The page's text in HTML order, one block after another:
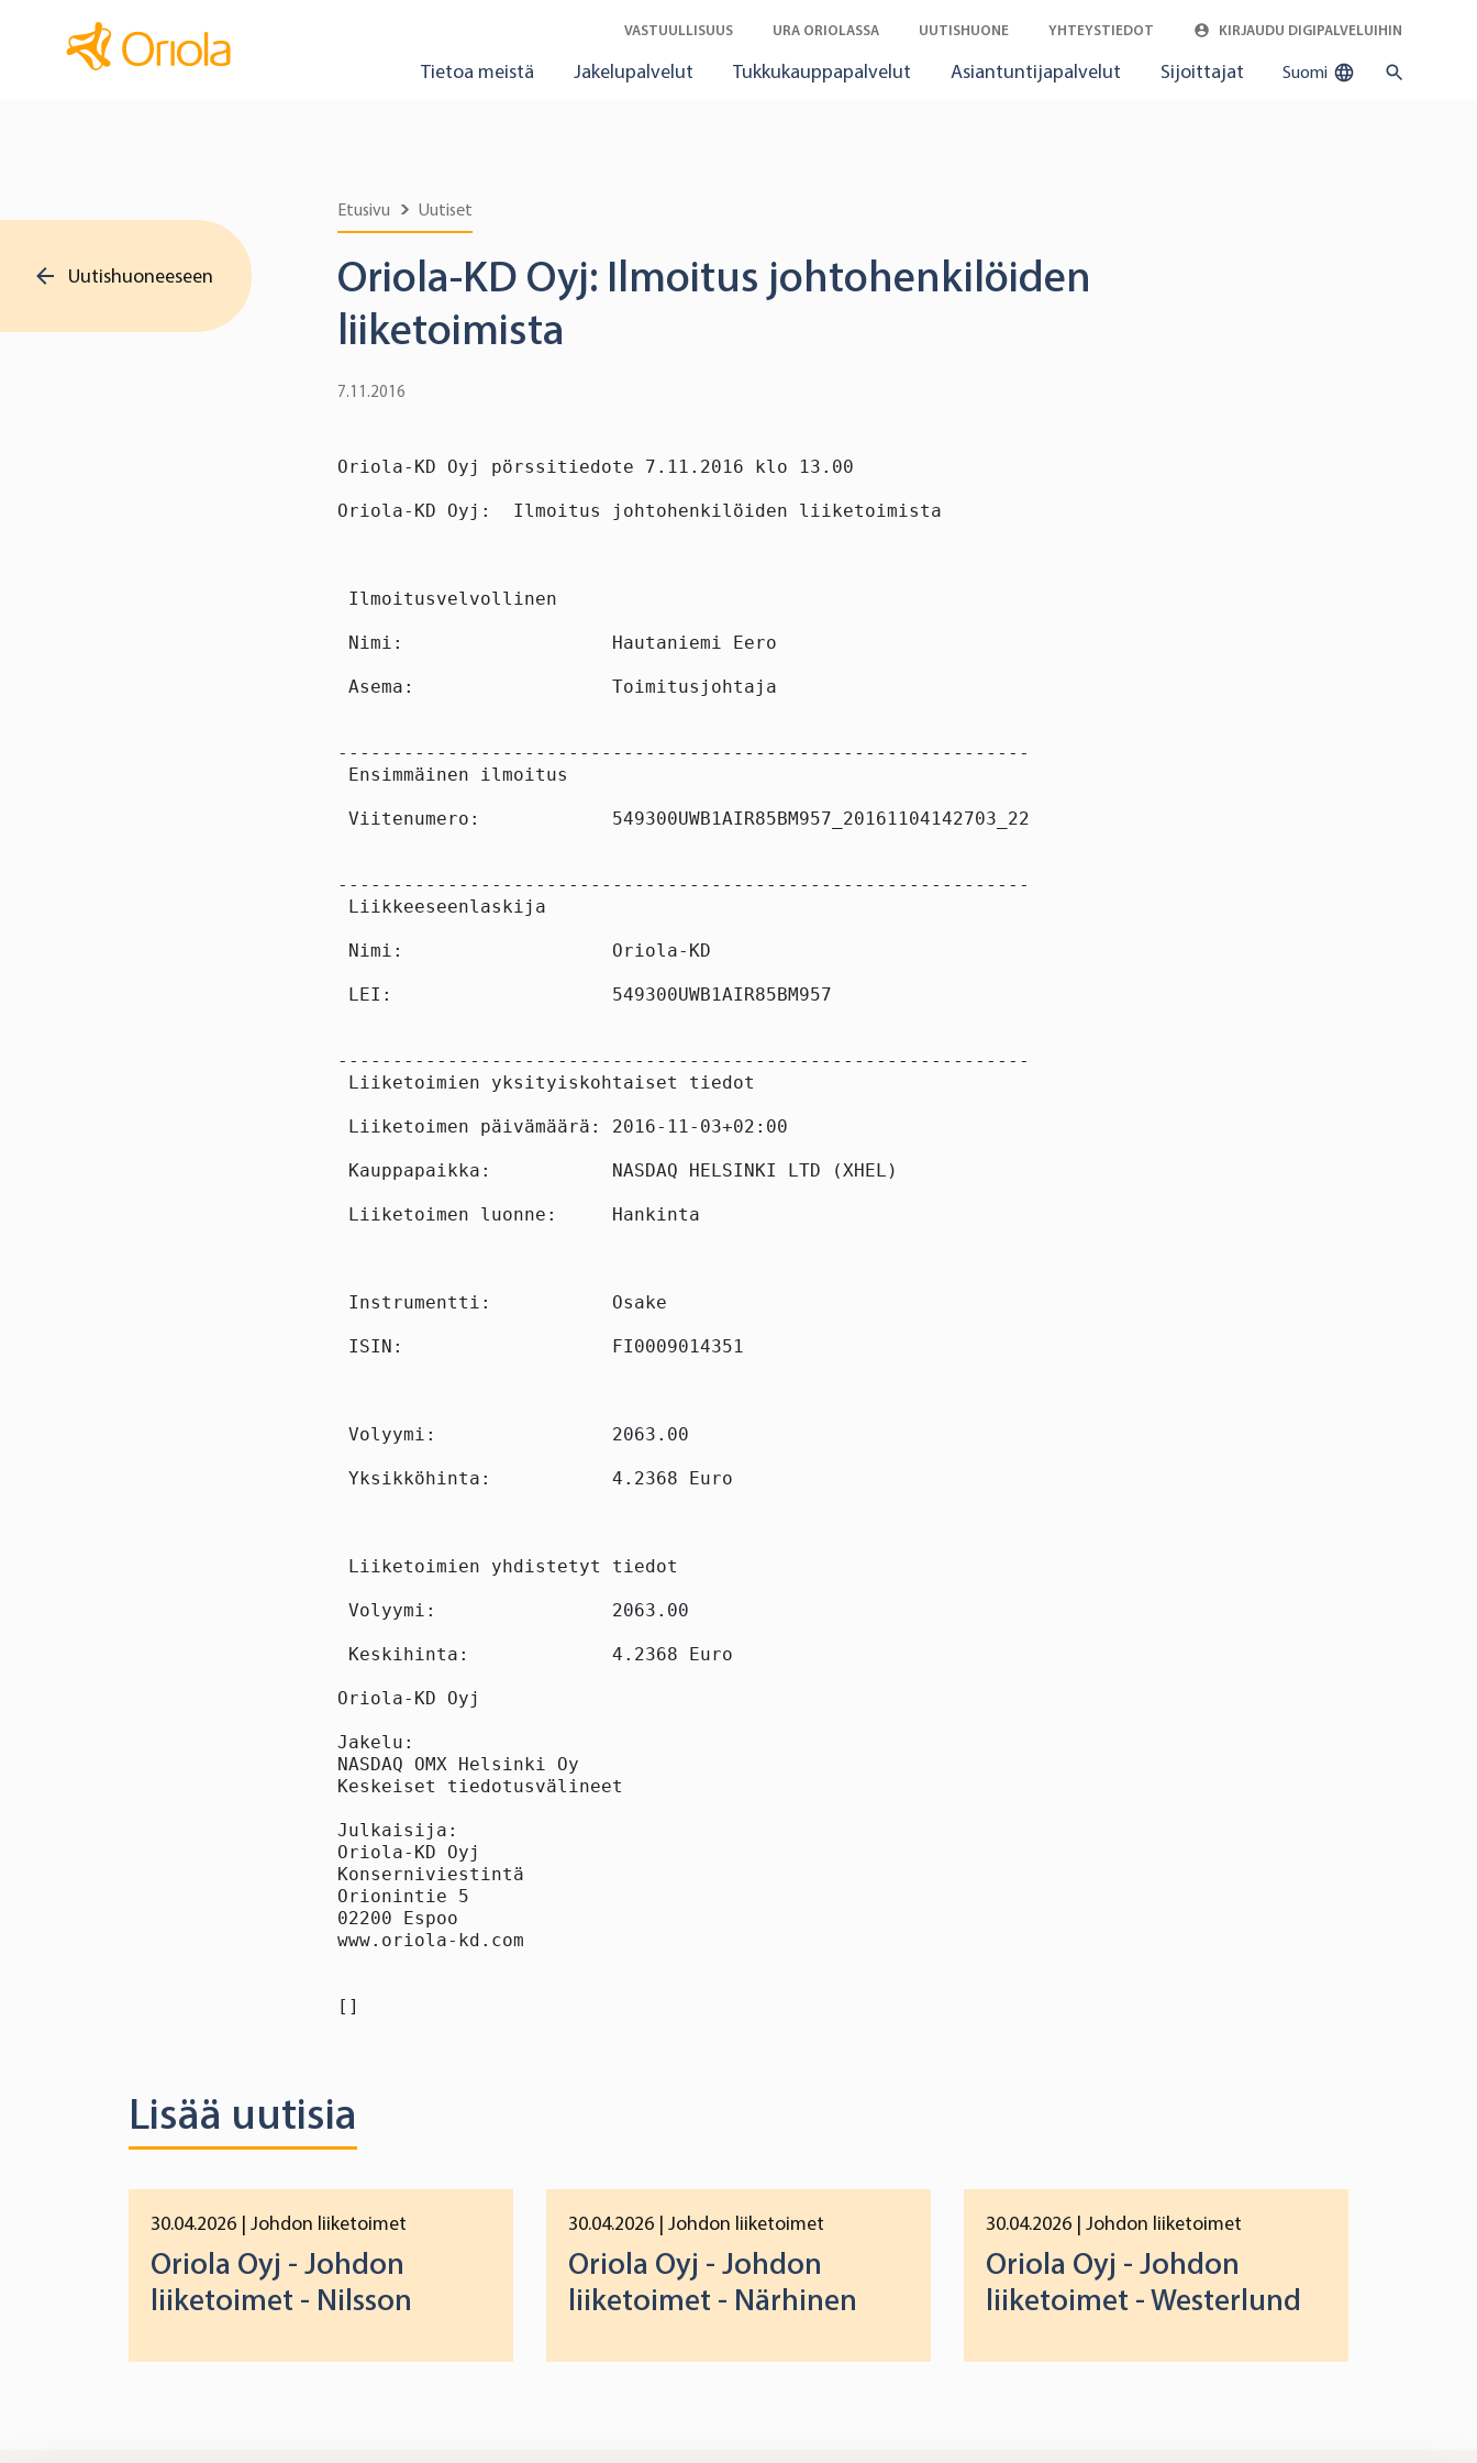
VASTUULLISUUS URA ORIOLASSA UUTISHUONE YHTEYSTIEDOT KIRJAUDU DIGIPALVELUIHIN
Tietoa meistä Jakelupalvelut Tukkukauppapalvelut Asiantuntijapalvelut Sijoittajat Suomi
Uutishuoneeseen
Etusivu Uutiset
Oriola-KD Oyj: Ilmoitus johtohenkilöiden
liiketoimista
7.11.2016
Oriola-KD Oyj pörssitiedote 7.11.2016 klo 13.00
Oriola-KD Oyj:  Ilmoitus johtohenkilöiden liiketoimista
Ilmoitusvelvollinen
Nimi:                   Hautaniemi Eero
Asema:                  Toimitusjohtaja
---------------------------------------------------------------
Ensimmäinen ilmoitus
Viitenumero:            549300UWB1AIR85BM957_20161104142703_22
---------------------------------------------------------------
Liikkeeseenlaskija
Nimi:                   Oriola-KD
LEI:                    549300UWB1AIR85BM957
---------------------------------------------------------------
Liiketoimien yksityiskohtaiset tiedot
Liiketoimen päivämäärä: 2016-11-03+02:00
Kauppapaikka:           NASDAQ HELSINKI LTD (XHEL)
Liiketoimen luonne:     Hankinta
Instrumentti:           Osake
ISIN:                   FI0009014351
Volyymi:                2063.00
Yksikköhinta:           4.2368 Euro
Liiketoimien yhdistetyt tiedot
Volyymi:                2063.00
Keskihinta:             4.2368 Euro
Oriola-KD Oyj
Jakelu:
NASDAQ OMX Helsinki Oy
Keskeiset tiedotusvälineet
Julkaisija:
Oriola-KD Oyj
Konserniviestintä
Orionintie 5
02200 Espoo
www.oriola-kd.com
[]
Lisää uutisia
30.04.2026 | Johdon liiketoimet
Oriola Oyj - Johdon
liiketoimet - Nilsson
30.04.2026 | Johdon liiketoimet
Oriola Oyj - Johdon
liiketoimet - Närhinen
30.04.2026 | Johdon liiketoimet
Oriola Oyj - Johdon
liiketoimet - Westerlund